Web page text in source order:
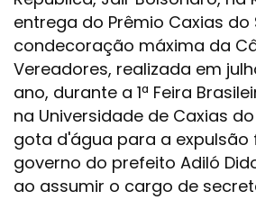
entrega do Prêmio Caxias do
condecoração máxima da
Vereadores, realizada em
ano, durante a 1ª Feira
na Universidade de Caxias do
gota d'água para a expulsão
governo do prefeito Adiló
ao assumir o cargo de